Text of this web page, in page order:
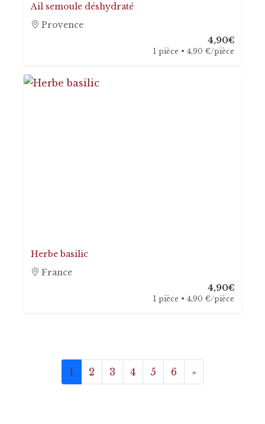
Ail semoule déshydraté
Provence
4,90€
1 pièce • 4,90 €/pièce
Herbe basilic
France
4,90€
1 pièce • 4,90 €/pièce
1 2 3 4 5 6 »